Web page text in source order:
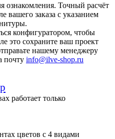
ознакомления. Точный расчёт
вашего заказа с указанием
конфигуратором, чтобы
это сохраните ваш проект
нашему менеджеру
почту info@ilve-shop.ru
работает только
цветов с 4 видами